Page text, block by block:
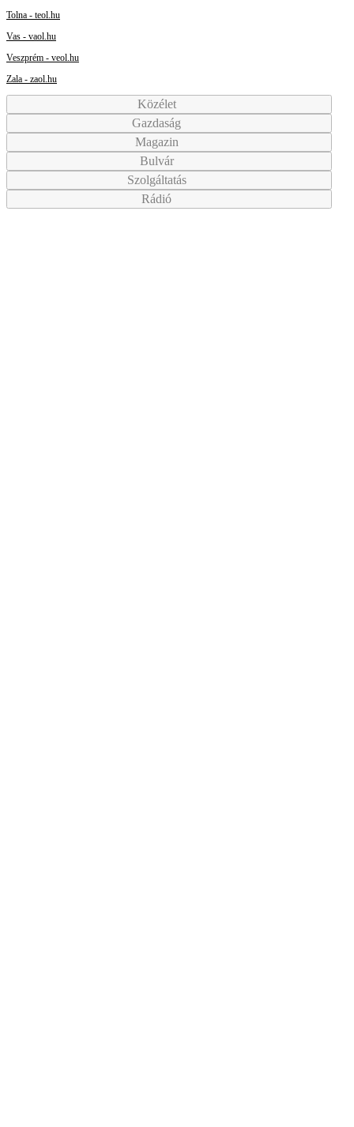
Tolna - teol.hu
Vas - vaol.hu
Veszprém - veol.hu
Zala - zaol.hu
Közélet
Gazdaság
Magazin
Bulvár
Szolgáltatás
Rádió